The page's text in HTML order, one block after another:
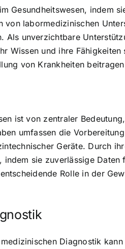
Gesundheitswesen, indem
labormedizinischen
unverzichtbare
Wissen und ihre
von Krankheiten
ist von zentraler
umfassen die
Geräte. Durch
sie zuverlässige
Rolle in der
Diagnostik